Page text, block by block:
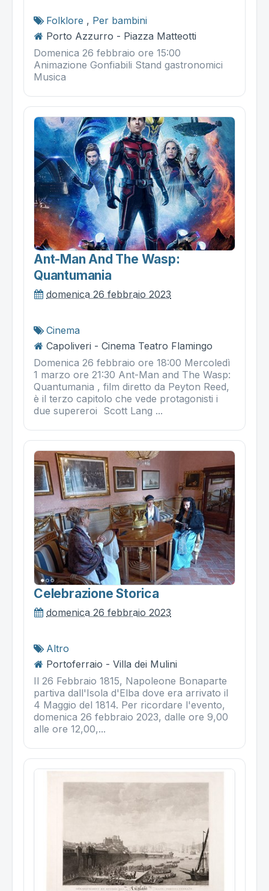
Folklore , Per bambini
Porto Azzurro - Piazza Matteotti
Domenica 26 febbraio ore 15:00
Animazione Gonfiabili Stand gastronomici
Musica
Ant-Man And The Wasp:
Quantumania
domenica 26 febbraio 2023
Cinema
Capoliveri - Cinema Teatro Flamingo
Domenica 26 febbraio ore 18:00 Mercoledì
1 marzo ore 21:30 Ant-Man and The Wasp:
Quantumania , film diretto da Peyton Reed,
è il terzo capitolo che vede protagonisti i
due supereroi Scott Lang ...
Celebrazione Storica
domenica 26 febbraio 2023
Altro
Portoferraio - Villa dei Mulini
Il 26 Febbraio 1815, Napoleone Bonaparte
partiva dall'Isola d'Elba dove era arrivato il
4 Maggio del 1814. Per ricordare l'evento,
domenica 26 febbraio 2023, dalle ore 9,00
alle ore 12,00,...